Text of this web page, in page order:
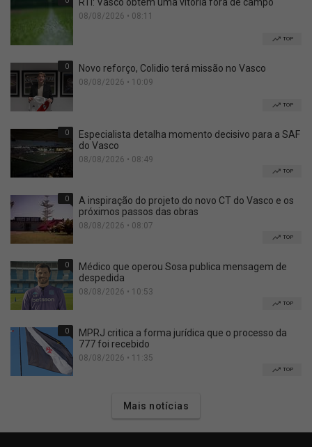
RTI: Vasco obtém uma vitória fora de campo
08/08/2026 • 08:11
TOP
0 Novo reforço, Colidio terá missão no Vasco
08/08/2026 • 10:09
TOP
0
Especialista detalha momento decisivo para a SAF
do Vasco
08/08/2026 • 08:49
TOP
0
A inspiração do projeto do novo CT do Vasco e os
próximos passos das obras
08/08/2026 • 08:07
TOP
0
Médico que operou Sosa publica mensagem de
despedida
08/08/2026 • 10:53
TOP
0
MPRJ critica a forma jurídica que o processo da
777 foi recebido
08/08/2026 • 11:35
TOP
Mais notícias